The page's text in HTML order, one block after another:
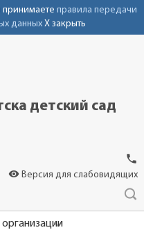
принимаете правила передачи
данных X закрыть
детский сад
phone
visibility Версия для слабовидящих